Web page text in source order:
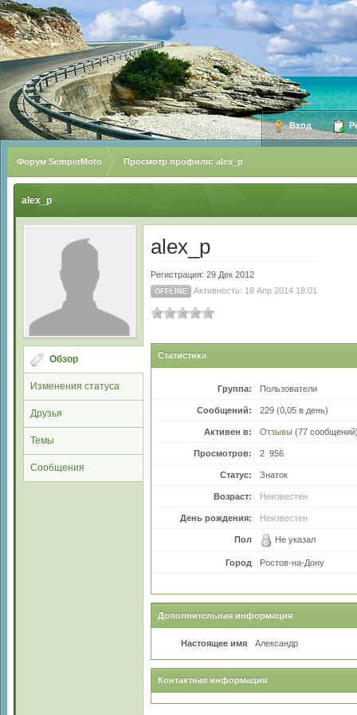
Вход
Форум SemperMoto Просмотр профиля: alex_p
alex_p
Обзор
Изменения статуса
Друзья
Темы
Сообщения
alex_p
Регистрация: 29 Дек 2012
OFFLINE Активность: 18 Апр 2014 18:01
Статистика
Группа: Пользователи
Сообщений: 229 (0,05 в день)
Активен в: Oтзывы (77
Просмотров: 2 956
Статус: Знаток
Возраст: Неизвестен
День рождения: Неизвестен
Пол Не указал
Город Ростов-на-Дону
Дополнительная информация
Настоящее имя Александр
Контактная информация